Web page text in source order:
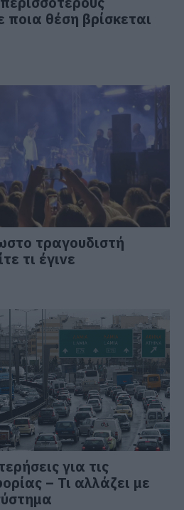
ποια θέση βρίσκεται
τραγουδιστή
τι έγινε
για τις
– Τι αλλάζει με